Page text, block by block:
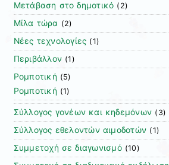
Μετάβαση στο δημοτικό (2)
Μίλα τώρα (2)
Νέες τεχνολογίες (1)
Περιβάλλον (1)
Ρομποτική (5)
Ρομποτική (1)
Σύλλογος γονέων και κηδεμόνων (3)
Σύλλογος εθελοντών αιμοδοτών (1)
Συμμετοχή σε διαγωνισμό(10)